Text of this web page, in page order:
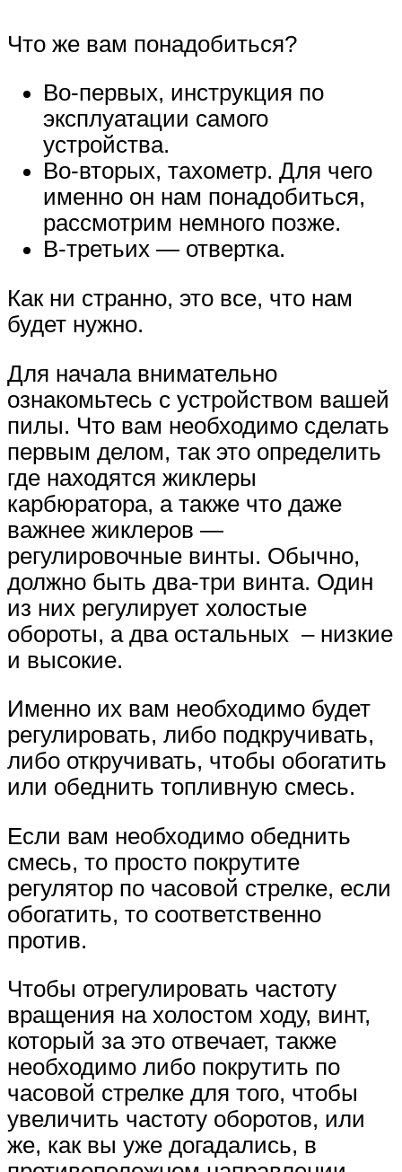
Что же вам понадобиться?
Во-первых, инструкция по
эксплуатации самого
устройства.
Во-вторых, тахометр. Для чего
именно он нам понадобиться,
рассмотрим немного позже.
В-третьих — отвертка.
Как ни странно, это все, что нам
будет нужно.
Для начала внимательно
ознакомьтесь с устройством вашей
пилы. Что вам необходимо сделать
первым делом, так это определить
где находятся жиклеры
карбюратора, а также что даже
важнее жиклеров —
регулировочные винты. Обычно,
должно быть два-три винта. Один
из них регулирует холостые
обороты, а два остальных – низкие
и высокие.
Именно их вам необходимо будет
регулировать, либо подкручивать,
либо откручивать, чтобы обогатить
или обеднить топливную смесь.
Если вам необходимо обеднить
смесь, то просто покрутите
регулятор по часовой стрелке, если
обогатить, то соответственно
против.
Чтобы отрегулировать частоту
вращения на холостом ходу, винт,
который за это отвечает, также
необходимо либо покрутить по
часовой стрелке для того, чтобы
увеличить частоту оборотов, или
же, как вы уже догадались, в